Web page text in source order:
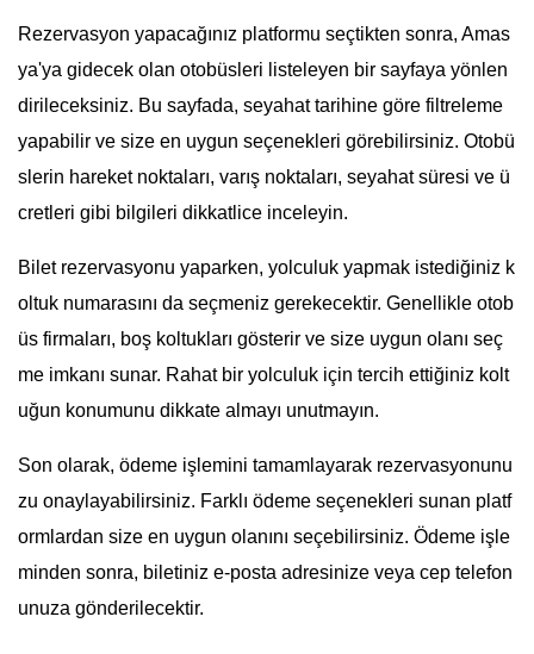
Rezervasyon yapacağınız platformu seçtikten sonra, Amas
ya'ya gidecek olan otobüsleri listeleyen bir sayfaya yönlen
dirileceksiniz. Bu sayfada, seyahat tarihine göre filtreleme
yapabilir ve size en uygun seçenekleri görebilirsiniz. Otobü
slerin hareket noktaları, varış noktaları, seyahat süresi ve ü
cretleri gibi bilgileri dikkatlice inceleyin.
Bilet rezervasyonu yaparken, yolculuk yapmak istediğiniz k
oltuk numarasını da seçmeniz gerekecektir. Genellikle otob
üs firmaları, boş koltukları gösterir ve size uygun olanı seç
me imkanı sunar. Rahat bir yolculuk için tercih ettiğiniz kolt
uğun konumunu dikkate almayı unutmayın.
Son olarak, ödeme işlemini tamamlayarak rezervasyonunu
zu onaylayabilirsiniz. Farklı ödeme seçenekleri sunan platf
ormlardan size en uygun olanını seçebilirsiniz. Ödeme işle
minden sonra, biletiniz e-posta adresinize veya cep telefon
unuza gönderilecektir.